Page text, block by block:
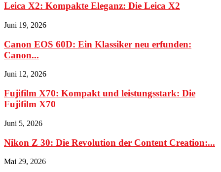
Leica X2: Kompakte Eleganz: Die Leica X2
Juni 19, 2026
Canon EOS 60D: Ein Klassiker neu erfunden:
Canon...
Juni 12, 2026
Fujifilm X70: Kompakt und leistungsstark: Die
Fujifilm X70
Juni 5, 2026
Nikon Z 30: Die Revolution der Content Creation:...
Mai 29, 2026